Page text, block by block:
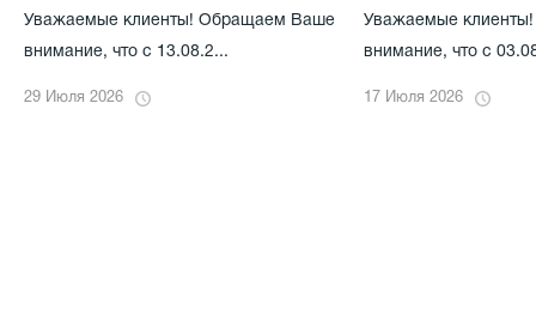
Уважаемые клиенты! Обращаем Ваше
внимание, что с 13.08.2...
29 Июля 2026
Уважаемые
внимание, что с
17 Июля 2026